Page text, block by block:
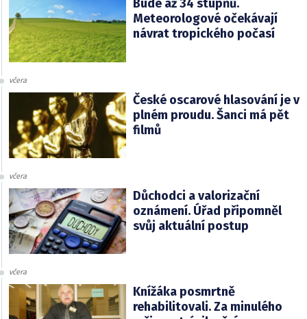
Bude až 34 stupňů.
Meteorologové očekávají
návrat tropického počasí
včera
České oscarové hlasování je v
plném proudu. Šanci má pět
filmů
včera
Důchodci a valorizační
oznámení. Úřad připomněl
svůj aktuální postup
včera
Knížáka posmrtně
rehabilitovali. Za minulého